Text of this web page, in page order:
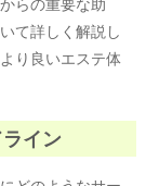
て詳しく解説し
り良いエステ体
イン